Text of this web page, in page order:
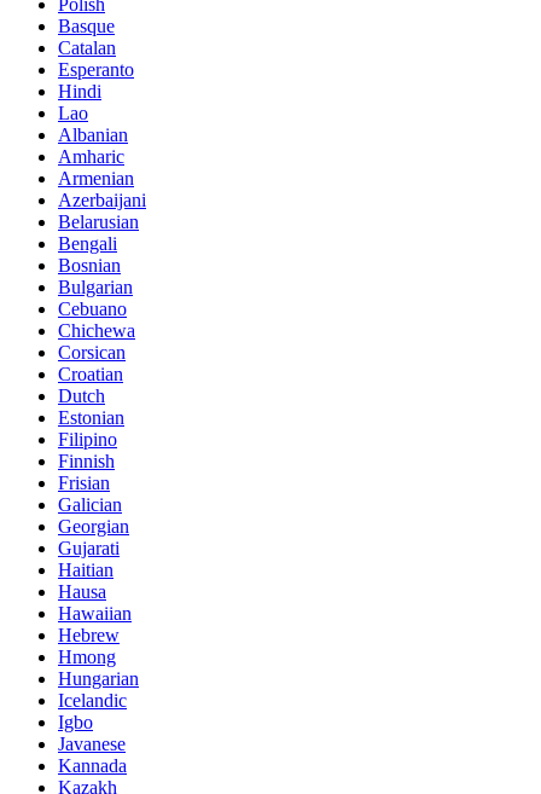
Polish
Basque
Catalan
Esperanto
Hindi
Lao
Albanian
Amharic
Armenian
Azerbaijani
Belarusian
Bengali
Bosnian
Bulgarian
Cebuano
Chichewa
Corsican
Croatian
Dutch
Estonian
Filipino
Finnish
Frisian
Galician
Georgian
Gujarati
Haitian
Hausa
Hawaiian
Hebrew
Hmong
Hungarian
Icelandic
Igbo
Javanese
Kannada
Kazakh